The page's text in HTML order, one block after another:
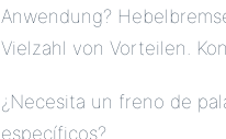
Anwendung?
Vielzahl von Vorteilen.
¿Necesita un freno de
específicos?